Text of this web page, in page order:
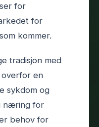
for
for
kommer.
tradisjon med
en
sykdom og
næring for
behov for